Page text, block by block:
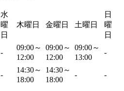
水
曜
日
木曜日 金曜日 土曜日
日
曜
日
-
09:00～
12:00
09:00～
12:00
09:00～
13:00
-
-
14:30～
18:00
14:30～
18:00
- -